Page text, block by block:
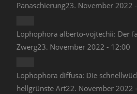
Panaschierung23. November 2022
Lophophora alberto-vojtechii: Der
Zwerg23. November 2022 - 12:00
Lophophora diffusa: Die
hellgrünste Art22. November 2022